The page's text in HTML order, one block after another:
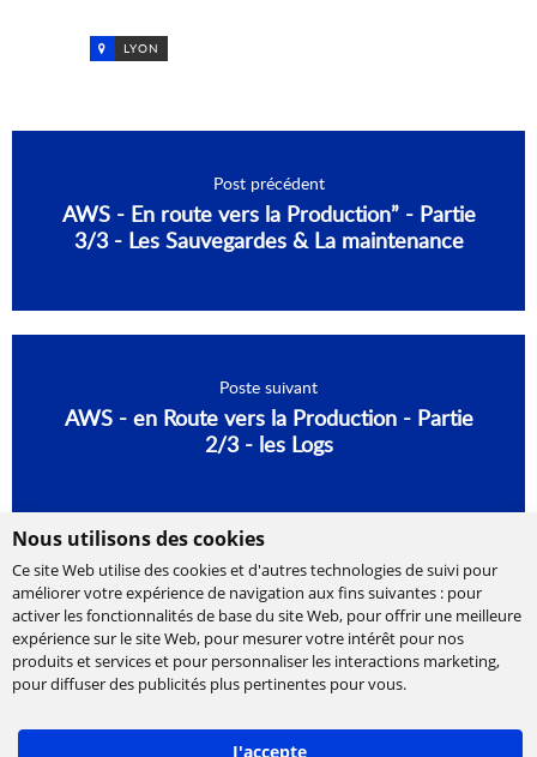
Nous utilisons des cookies
Ce site Web utilise des cookies et d'autres technologies de suivi pour
améliorer votre expérience de navigation aux fins suivantes : pour
activer les fonctionnalités de base du site Web, pour offrir une meilleure
expérience sur le site Web, pour mesurer votre intérêt pour nos
produits et services et pour personnaliser les interactions marketing,
pour diffuser des publicités plus pertinentes pour vous.
J'accepte
LYON
Post précédent
AWS - En route vers la Production” - Partie
3/3 - Les Sauvegardes & La maintenance
Poste suivant
AWS - en Route vers la Production - Partie
2/3 - les Logs
Cabinet de conseil et d’expertises en
Ippon accompagne la transformation numérique